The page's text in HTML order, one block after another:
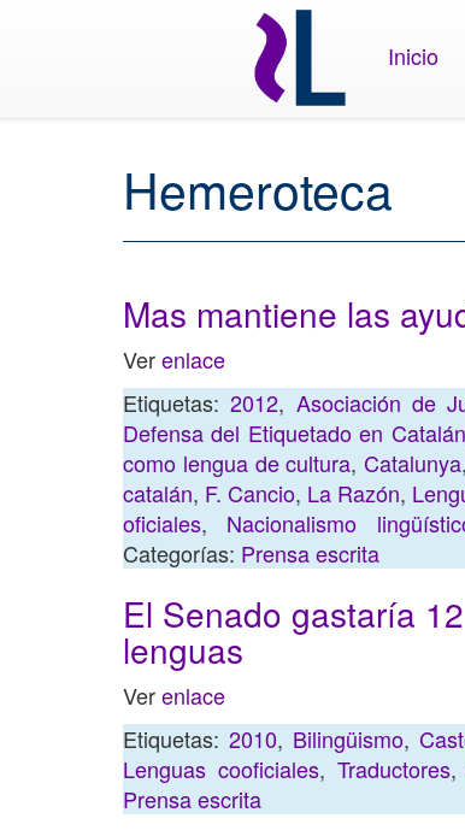
Inicio
Hemeroteca
Mas mantiene las
Verenlace
Etiquetas:2012, Asociación de
Defensa del Etiquetado en Catalán
como lengua de cultura, Catalunya,
catalán, F. Cancio, La Razón,
oficiales, Nacionalismo
Categorías: Prensa escrita
El Senado gastaría
lenguas
Verenlace
Etiquetas:2010, Bilingüismo,
Lenguas cooficiales, Traductores,
Prensa escrita